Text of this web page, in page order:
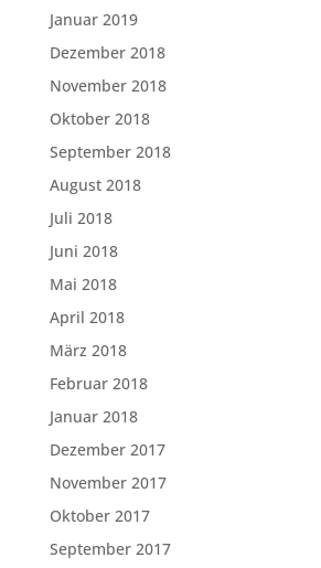
Januar 2019
Dezember 2018
November 2018
Oktober 2018
September 2018
August 2018
Juli 2018
Juni 2018
Mai 2018
April 2018
März 2018
Februar 2018
Januar 2018
Dezember 2017
November 2017
Oktober 2017
September 2017